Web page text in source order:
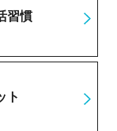
習慣
ト